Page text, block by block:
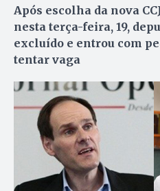
Após escolha da nova
nesta terça-feira, 19,
excluído e entrou com
tentar vaga